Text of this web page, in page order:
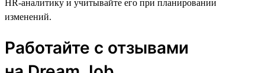
HR-аналитику и учитывайте его при планировании
изменений.
Работайте с отзывами